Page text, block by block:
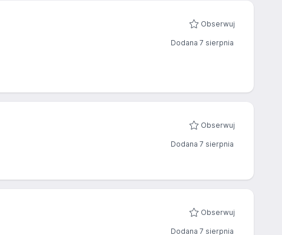
Obserwuj
Dodana 7 sierpnia
Obserwuj
Dodana 7 sierpnia
Obserwuj
Dodana 7 sierpnia